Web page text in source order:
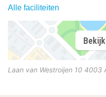
Alle faciliteiten
Laan van Westroijen 10 4003